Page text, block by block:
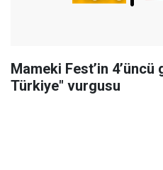
Mameki Fest’in
Türkiye" vurgusu